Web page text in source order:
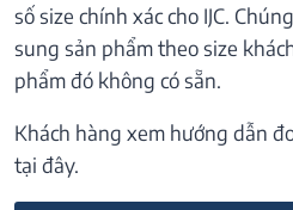
số size chính xác cho IJC.
sung sản phẩm theo size
phẩm đó không có sẵn.
Khách hàng xem hướng dẫn
tại đây.